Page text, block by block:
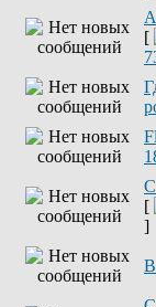
[
[
]